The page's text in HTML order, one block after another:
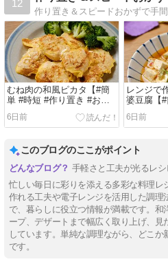
12
むね肉の和風ピカタ【#簡
単 #時短 #作り置き #お弁
当 #ヘルシー #クレハタイ
アップ #PR】
6日前
レンジで
婆豆腐【
ジ #クレ
#PR】
6日前
このブログのここがポイント
手軽さと工夫が光るレシ
忙しい毎日に彩りを添える多彩な料理
作れる工夫や電子レンジを活用した調理
で、暮らしに役立つ情報が満載です。和
ープ、デザートまで幅広く取り上げ、
しています。単純な調理ながら、どこ
です。